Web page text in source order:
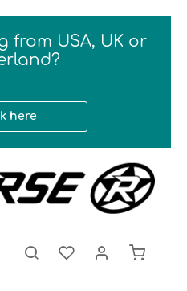
from USA, UK or
here